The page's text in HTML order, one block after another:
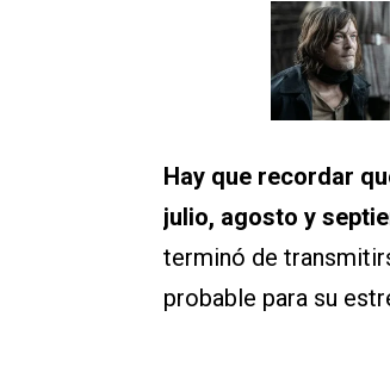
Hay que recordar
julio, agosto y
terminó de
probable para su